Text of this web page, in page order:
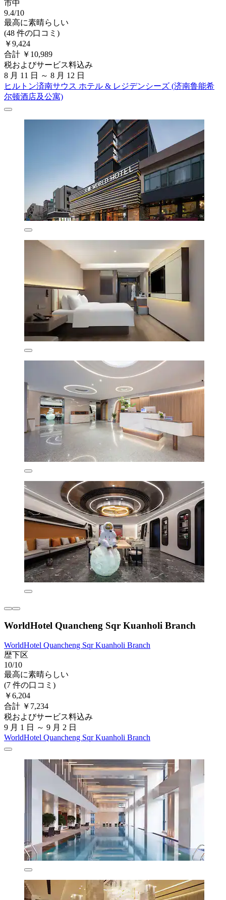
市中
9.4/10
最高に素晴らしい
(48 件の口コミ)
￥9,424
合計 ￥10,989
税およびサービス料込み
8 月 11 日 ～ 8 月 12 日
ヒルトン済南サウス ホテル & レジデンシーズ (济南鲁能希
尔顿酒店及公寓)
WorldHotel Quancheng Sqr Kuanholi Branch
WorldHotel Quancheng Sqr Kuanholi Branch
歴下区
10/10
最高に素晴らしい
(7 件の口コミ)
￥6,204
合計 ￥7,234
税およびサービス料込み
9 月 1 日 ～ 9 月 2 日
WorldHotel Quancheng Sqr Kuanholi Branch